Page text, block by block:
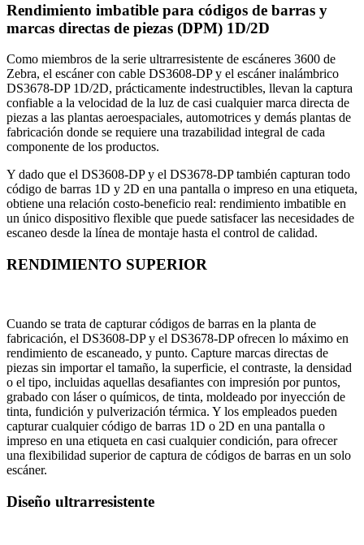
Rendimiento imbatible para códigos de barras y
marcas directas de piezas (DPM) 1D/2D
Como miembros de la serie ultrarresistente de escáneres 3600 de
Zebra, el escáner con cable DS3608-DP y el escáner inalámbrico
DS3678-DP 1D/2D, prácticamente indestructibles, llevan la captura
confiable a la velocidad de la luz de casi cualquier marca directa de
piezas a las plantas aeroespaciales, automotrices y demás plantas de
fabricación donde se requiere una trazabilidad integral de cada
componente de los productos.
Y dado que el DS3608-DP y el DS3678-DP también capturan todo
código de barras 1D y 2D en una pantalla o impreso en una etiqueta,
obtiene una relación costo-beneficio real: rendimiento imbatible en
un único dispositivo flexible que puede satisfacer las necesidades de
escaneo desde la línea de montaje hasta el control de calidad.
RENDIMIENTO SUPERIOR
Cuando se trata de capturar códigos de barras en la planta de
fabricación, el DS3608-DP y el DS3678-DP ofrecen lo máximo en
rendimiento de escaneado, y punto. Capture marcas directas de
piezas sin importar el tamaño, la superficie, el contraste, la densidad
o el tipo, incluidas aquellas desafiantes con impresión por puntos,
grabado con láser o químicos, de tinta, moldeado por inyección de
tinta, fundición y pulverización térmica. Y los empleados pueden
capturar cualquier código de barras 1D o 2D en una pantalla o
impreso en una etiqueta en casi cualquier condición, para ofrecer
una flexibilidad superior de captura de códigos de barras en un solo
escáner.
Diseño ultrarresistente